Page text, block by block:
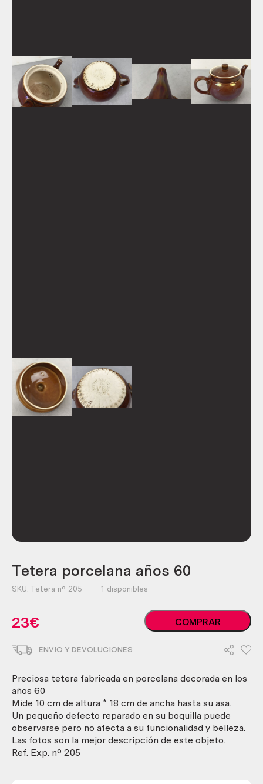
Tetera porcelana años 60
SKU: Tetera nº 205 1 disponibles
23€
Tetera
porcelana
COMPRAR
ENVIO Y DEVOLUCIONES
Preciosa tetera fabricada en porcelana decorada en los
años 60
Mide 10 cm de altura * 18 cm de ancha hasta su asa.
Un pequeño defecto reparado en su boquilla puede
observarse pero no afecta a su funcionalidad y belleza.
Las fotos son la mejor descripción de este objeto.
Ref. Exp. nº 205